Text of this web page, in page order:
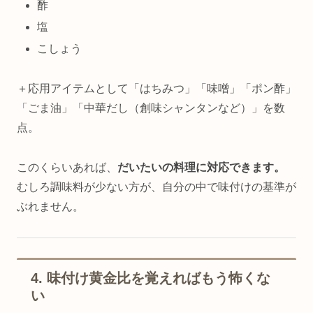
酢
塩
こしょう
＋応用アイテムとして「はちみつ」「味噌」「ポン酢」
「ごま油」「中華だし（創味シャンタンなど）」を数
点。
このくらいあれば、 だいたいの料理に対応できます。
むしろ調味料が少ない方が、自分の中で味付けの基準が
ぶれません。
4. 味付け黄金比を覚えればもう怖くな
い